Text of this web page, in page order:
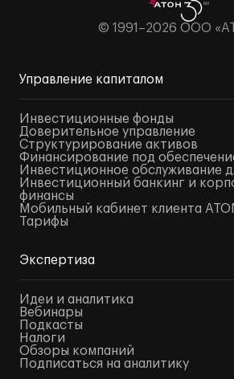
© 1991–2026 ООО
Управление капиталом
Инвестиционные фонды
Доверительное управление
Структурирование активов
Финансирование под
Инвестиционное обслуживание
Инвестиционный банкинг и
финансы
Мобильный кабинет клиента
Тарифы
Экспертиза
Идеи и аналитика
Вебинары
Подкасты
Налоги
Обзоры компаний
Подписаться на аналитику